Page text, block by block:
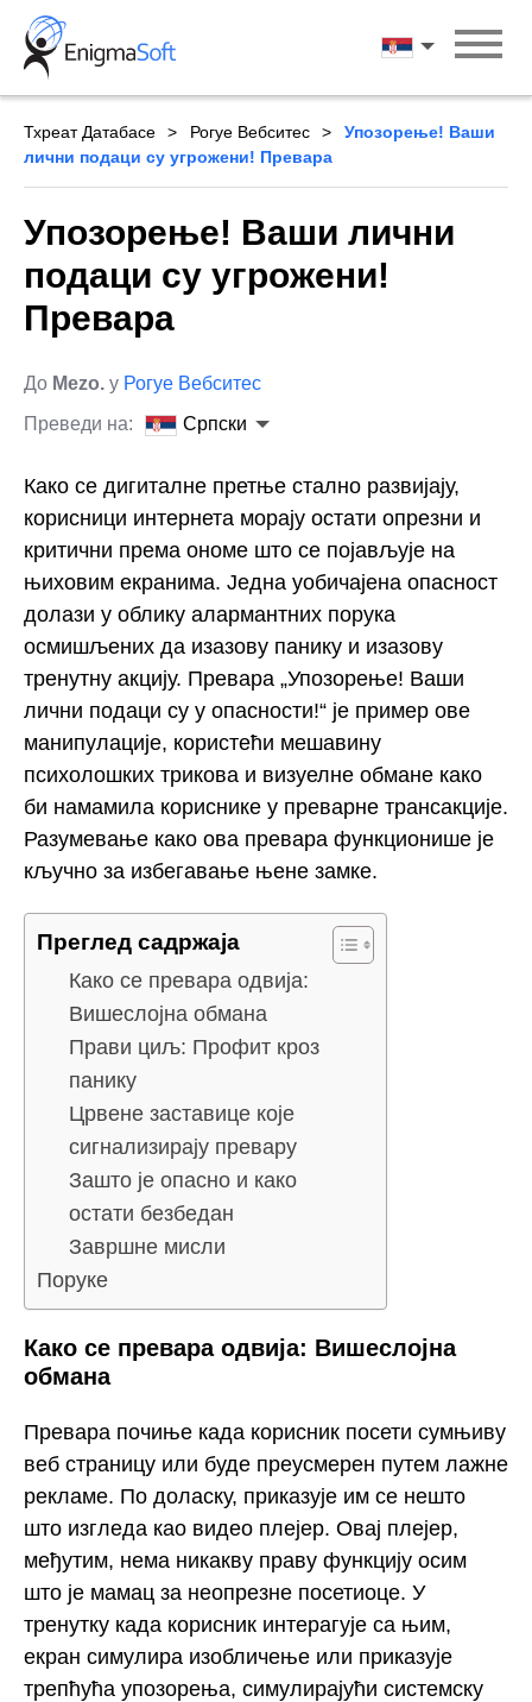
Skip
content
Српски
Тхреат Датабасе Рогуе Вебситес
Упозорење! Ваши
лични подаци су угрожени! Превара
Упозорење! Ваши лични
подаци су угрожени!
Превара
До Mezo. у Рогуе Вебситес
Преведи на:
Српски
Како се дигиталне претње стално развијају,
корисници интернета морају остати опрезни и
критични према ономе што се појављује на
њиховим екранима. Једна уобичајена опасност
долази у облику алармантних порука
осмишљених да изазову панику и изазову
тренутну акцију. Превара „Упозорење! Ваши
лични подаци су у опасности!“ је пример ове
манипулације, користећи мешавину
психолошких трикова и визуелне обмане како
би намамила кориснике у преварне трансакције.
Разумевање како ова превара функционише је
кључно за избегавање њене замке.
Преглед садржаја
Како се превара одвија:
Вишеслојна обмана
Прави циљ: Профит кроз
панику
Црвене заставице које
сигнализирају превару
Зашто је опасно и како
остати безбедан
Завршне мисли
Поруке
Како се превара одвија: Вишеслојна
обмана
Превара почиње када корисник посети сумњиву
веб страницу или буде преусмерен путем лажне
рекламе. По доласку, приказује им се нешто
што изгледа као видео плејер. Овај плејер,
међутим, нема никакву праву функцију осим
што је мамац за неопрезне посетиоце. У
тренутку када корисник интерагује са њим,
екран симулира изобличење или приказује
трепћућа упозорења, симулирајући системску